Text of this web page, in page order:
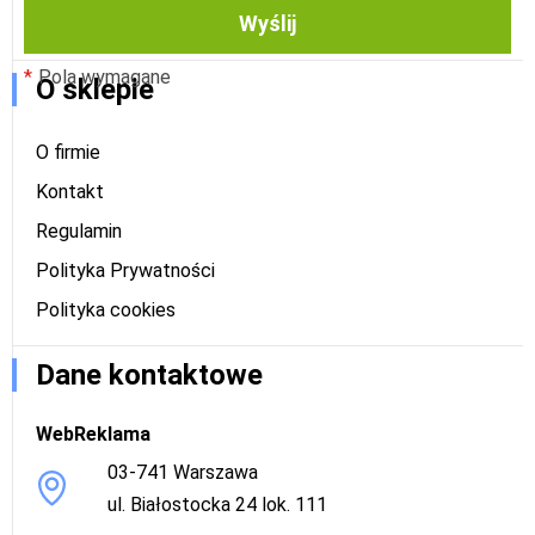
Wyślij
Pola wymagane
O sklepie
O firmie
Kontakt
Regulamin
Polityka Prywatności
Polityka cookies
Dane kontaktowe
WebReklama
03-741 Warszawa
ul. Białostocka 24 lok. 111